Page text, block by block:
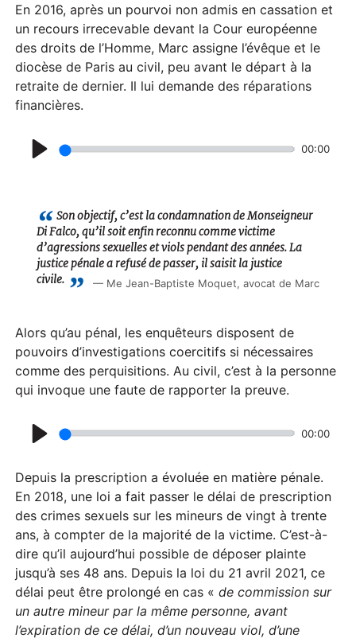
En 2016, après un pourvoi non admis en cassation et
un recours irrecevable devant la Cour européenne
des droits de l’Homme, Marc assigne l’évêque et le
diocèse de Paris au civil, peu avant le départ à la
retraite de dernier. Il lui demande des réparations
financières.
a
y
00:00
Son objectif, c’est la condamnation de Monseigneur
Di Falco, qu’il soit enfin reconnu comme victime
d’agressions sexuelles et viols pendant des années. La
justice pénale a refusé de passer, il saisit la justice
civile.
Me Jean-Baptiste Moquet, avocat de Marc
Alors qu’au pénal, les enquêteurs disposent de
pouvoirs d’investigations coercitifs si nécessaires
comme des perquisitions. Au civil, c’est à la personne
qui invoque une faute de rapporter la preuve.
l
a
y
00:00
Depuis la prescription a évoluée en matière pénale.
En 2018, une loi a fait passer le délai de prescription
des crimes sexuels sur les mineurs de vingt à trente
ans, à compter de la majorité de la victime. C’est-à-
dire qu’il aujourd’hui possible de déposer plainte
jusqu’à ses 48 ans. Depuis la loi du 21 avril 2021, ce
délai peut être prolongé en cas «de commission sur
un autre mineur par la même personne, avant
l’expiration de ce délai, d’un nouveau viol, d’une